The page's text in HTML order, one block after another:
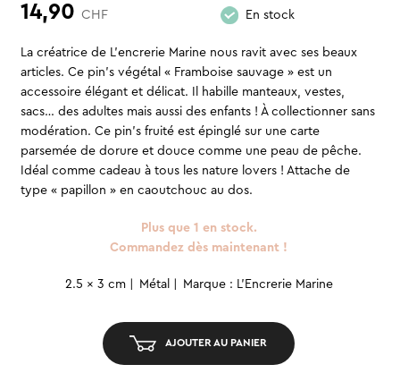
14,90 CHF En stock
La créatrice de L’encrerie Marine nous ravit avec ses beaux
articles. Ce pin’s végétal « Framboise sauvage » est un
accessoire élégant et délicat. Il habille manteaux, vestes,
sacs… des adultes mais aussi des enfants ! À collectionner sans
modération. Ce pin’s fruité est épinglé sur une carte
parsemée de dorure et douce comme une peau de pêche.
Idéal comme cadeau à tous les nature lovers ! Attache de
type « papillon » en caoutchouc au dos.
Plus que 1 en stock.
Commandez dès maintenant !
quantité
émaillé
2.5 x 3 cm Métal Marque : L'Encrerie Marine
AJOUTER AU PANIER